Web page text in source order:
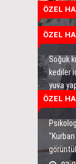
ÖZEL
ÖZEL
Soğuk
kediler
yuva
03-
ÖZEL